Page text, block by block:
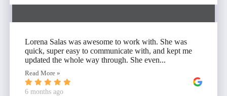
Lorena Salas was awesome to work with. She was
quick, super easy to communicate with, and kept me
updated the whole way through. She even...
Read More »
6 months ago